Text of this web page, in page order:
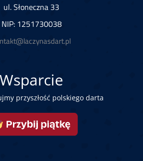
ul. Słoneczna 33
NIP: 1251730038
Wsparcie
przyszłość polskiego darta